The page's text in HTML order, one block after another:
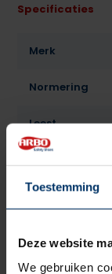
Toestemming
Deze website
We gebruiken
Specificaties
Merk
Normering
Leest
Sluiting
Voering